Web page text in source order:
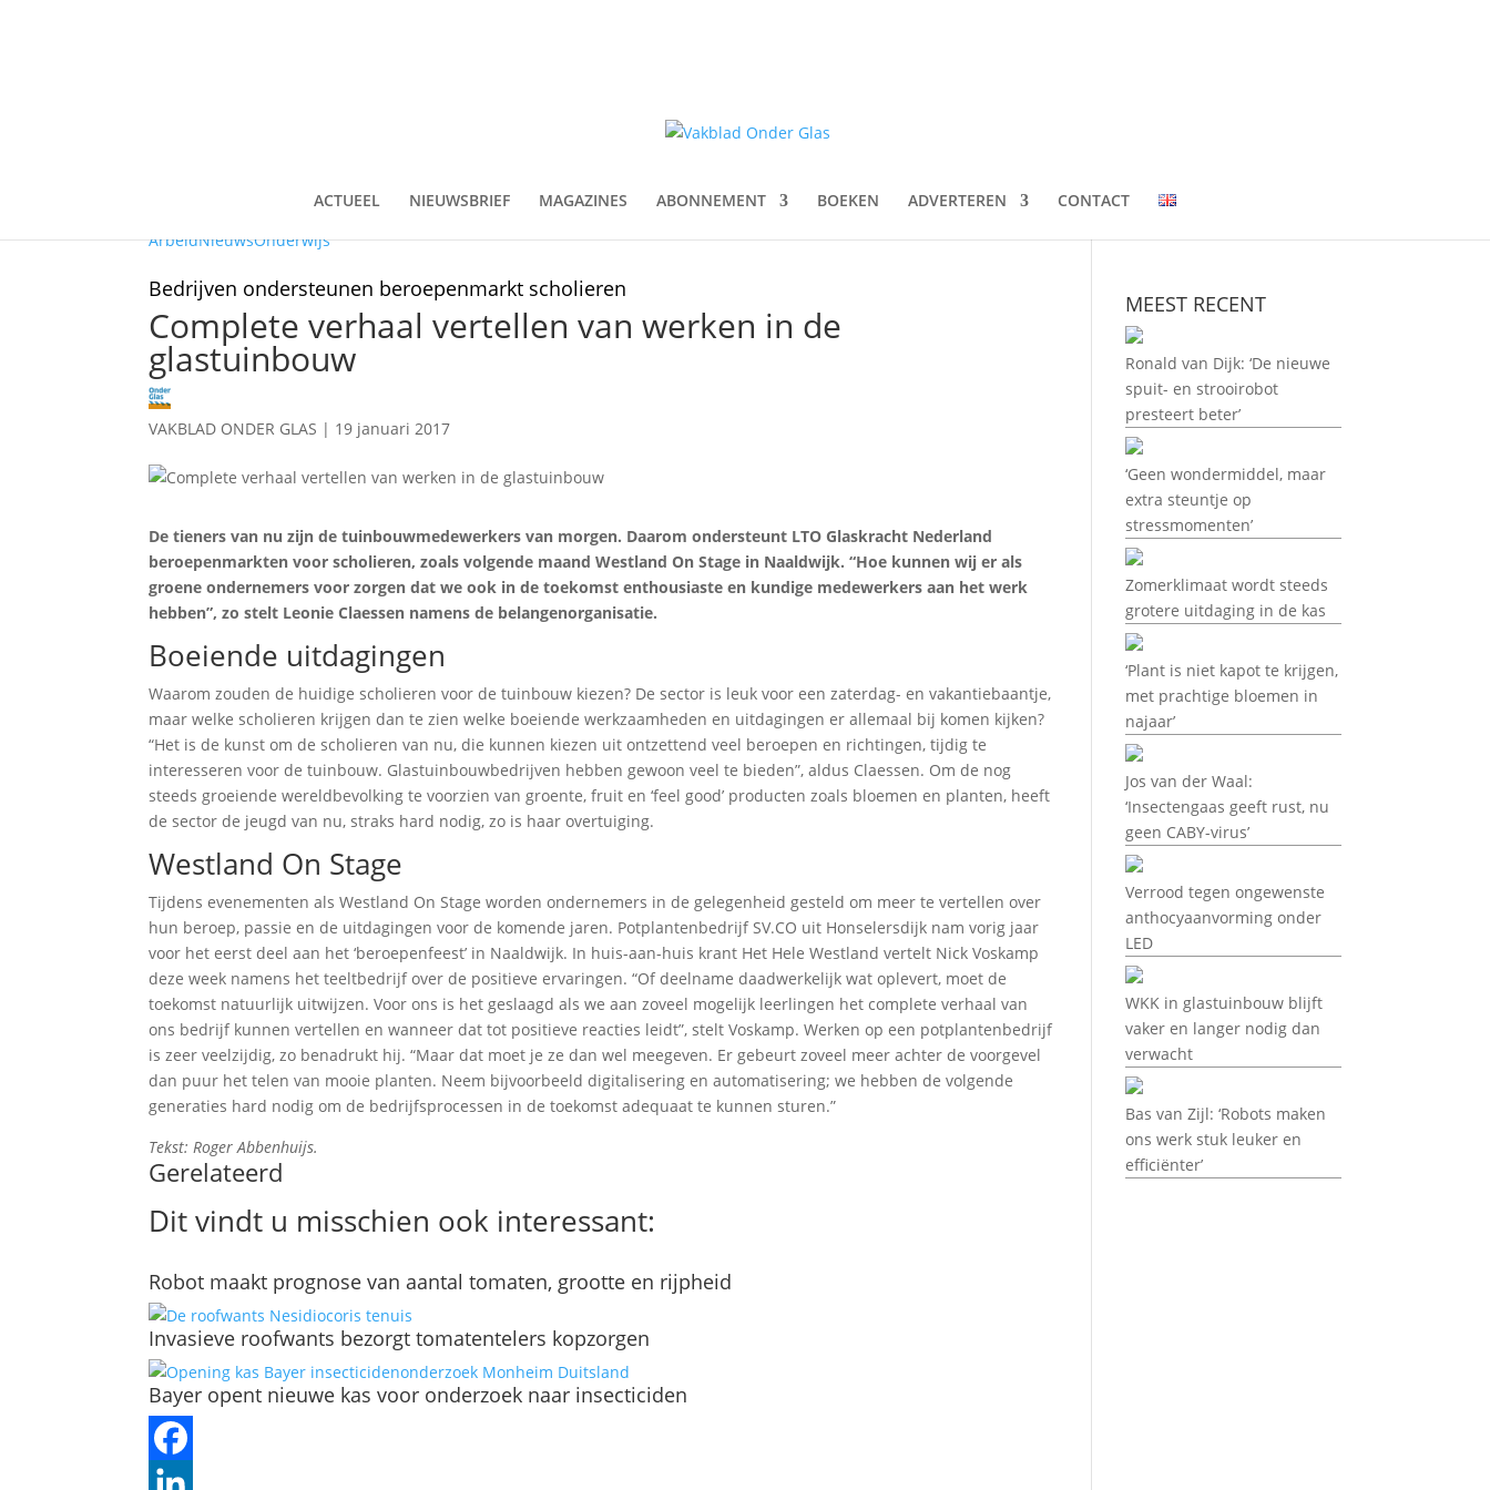
ACTUEEL NIEUWSBRIEF MAGAZINES ABONNEMENT BOEKEN ADVERTEREN
CONTACT
ArbeidNieuwsOnderwijs
Bedrijven ondersteunen beroepenmarkt scholieren
Complete verhaal vertellen van werken in de
glastuinbouw
VAKBLAD ONDER GLAS | 19 januari 2017
De tieners van nu zijn de tuinbouwmedewerkers van morgen. Daarom ondersteunt LTO Glaskracht Nederland
beroepenmarkten voor scholieren, zoals volgende maand Westland On Stage in Naaldwijk. “Hoe kunnen wij er als
groene ondernemers voor zorgen dat we ook in de toekomst enthousiaste en kundige medewerkers aan het werk
hebben”, zo stelt Leonie Claessen namens de belangenorganisatie.
Boeiende uitdagingen
Waarom zouden de huidige scholieren voor de tuinbouw kiezen? De sector is leuk voor een zaterdag- en vakantiebaantje,
maar welke scholieren krijgen dan te zien welke boeiende werkzaamheden en uitdagingen er allemaal bij komen kijken?
“Het is de kunst om de scholieren van nu, die kunnen kiezen uit ontzettend veel beroepen en richtingen, tijdig te
interesseren voor de tuinbouw. Glastuinbouwbedrijven hebben gewoon veel te bieden”, aldus Claessen. Om de nog
steeds groeiende wereldbevolking te voorzien van groente, fruit en ‘feel good’ producten zoals bloemen en planten, heeft
de sector de jeugd van nu, straks hard nodig, zo is haar overtuiging.
Westland On Stage
Tijdens evenementen als Westland On Stage worden ondernemers in de gelegenheid gesteld om meer te vertellen over
hun beroep, passie en de uitdagingen voor de komende jaren. Potplantenbedrijf SV.CO uit Honselersdijk nam vorig jaar
voor het eerst deel aan het ‘beroepenfeest’ in Naaldwijk. In huis-aan-huis krant Het Hele Westland vertelt Nick Voskamp
deze week namens het teeltbedrijf over de positieve ervaringen. “Of deelname daadwerkelijk wat oplevert, moet de
toekomst natuurlijk uitwijzen. Voor ons is het geslaagd als we aan zoveel mogelijk leerlingen het complete verhaal van
ons bedrijf kunnen vertellen en wanneer dat tot positieve reacties leidt”, stelt Voskamp. Werken op een potplantenbedrijf
is zeer veelzijdig, zo benadrukt hij. “Maar dat moet je ze dan wel meegeven. Er gebeurt zoveel meer achter de voorgevel
dan puur het telen van mooie planten. Neem bijvoorbeeld digitalisering en automatisering; we hebben de volgende
generaties hard nodig om de bedrijfsprocessen in de toekomst adequaat te kunnen sturen.”
Tekst: Roger Abbenhuijs.
Gerelateerd
Dit vindt u misschien ook interessant:
Robot maakt prognose van aantal tomaten, grootte en rijpheid
Invasieve roofwants bezorgt tomatentelers kopzorgen
Bayer opent nieuwe kas voor onderzoek naar insecticiden
MEEST RECENT
Ronald van Dijk: ‘De nieuwe
spuit- en strooirobot
presteert beter’
‘Geen wondermiddel, maar
extra steuntje op
stressmomenten’
Zomerklimaat wordt steeds
grotere uitdaging in de kas
‘Plant is niet kapot te krijgen,
met prachtige bloemen in
najaar’
Jos van der Waal:
‘Insectengaas geeft rust, nu
geen CABY-virus’
Verrood tegen ongewenste
anthocyaanvorming onder
LED
WKK in glastuinbouw blijft
vaker en langer nodig dan
verwacht
Bas van Zijl: ‘Robots maken
ons werk stuk leuker en
efficiënter’